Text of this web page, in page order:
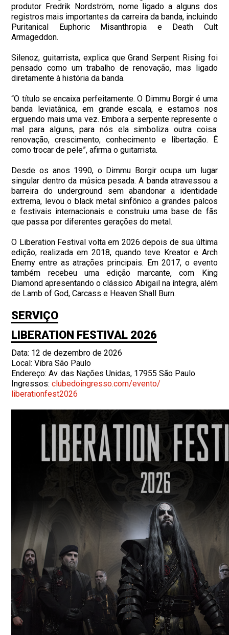
produtor Fredrik Nordström, nome ligado a alguns dos
registros mais importantes da carreira da banda, incluindo
Puritanical Euphoric Misanthropia e Death Cult
Armageddon.
Silenoz, guitarrista, explica que Grand Serpent Rising foi
pensado como um trabalho de renovação, mas ligado
diretamente à história da banda.
“O título se encaixa perfeitamente. O Dimmu Borgir é uma
banda leviatânica, em grande escala, e estamos nos
erguendo mais uma vez. Embora a serpente represente o
mal para alguns, para nós ela simboliza outra coisa:
renovação, crescimento, conhecimento e libertação. É
como trocar de pele”, afirma o guitarrista.
Desde os anos 1990, o Dimmu Borgir ocupa um lugar
singular dentro da música pesada. A banda atravessou a
barreira do underground sem abandonar a identidade
extrema, levou o black metal sinfônico a grandes palcos
e festivais internacionais e construiu uma base de fãs
que passa por diferentes gerações do metal.
O Liberation Festival volta em 2026 depois de sua última
edição, realizada em 2018, quando teve Kreator e Arch
Enemy entre as atrações principais. Em 2017, o evento
também recebeu uma edição marcante, com King
Diamond apresentando o clássico Abigail na íntegra, além
de Lamb of God, Carcass e Heaven Shall Burn.
SERVIÇO
LIBERATION FESTIVAL 2026
Data: 12 de dezembro de 2026
Local: Vibra São Paulo
Endereço: Av. das Nações Unidas, 17955 São Paulo
Ingressos:clubedoingresso.com/evento/
liberationfest2026